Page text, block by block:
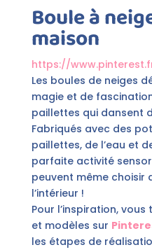
Boule à
maison
https://
Les boules de neiges
magie et de
paillettes qui dansent
Fabriqués avec des
paillettes, de l’eau et
parfaite activité
peuvent même choisir
l’intérieur !
Pour l’inspiration,
et modèles sur
les étapes de